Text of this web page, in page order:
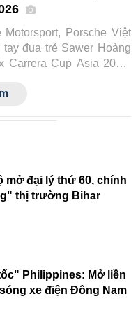
Porsche Việt
đua trẻ Sawer Hoàng
Cup Asia 2026.
dấu cột mốc mới trong
mở đại lý thứ 60, chính
thị trường Bihar
Philippines: Mở liền
xe điện Đông Nam